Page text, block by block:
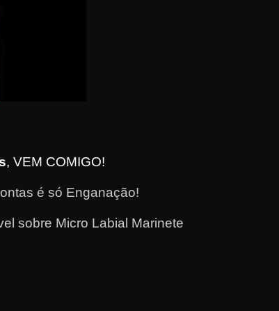
, VEM COMIGO!
é só Enganação!
sobre Micro Labial Marinete